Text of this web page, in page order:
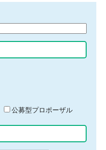
公募型プロポーザル